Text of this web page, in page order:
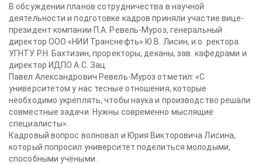
В обсуждении планов сотрудничества в научной
деятельности и подготовке кадров приняли участие вице-
президент компании П.А. Ревель-Муроз, генеральный
директор ООО «НИИ Транснефть» Ю.В. Лисин, и.о. ректора
УГНТУ Р.Н. Бахтизин, проректоры, деканы, зав. кафедрами и
директор ИДПО А.С. Зац.
Павел Александрович Ревель-Муроз отметил: «С
университетом у нас тесные отношения, которые
необходимо укреплять, чтобы наука и производство решали
совместные задачи. Нужны современно мыслящие
специалисты».
Кадровый вопрос волновал и Юрия Викторовича Лисина,
который попросил университет поделиться молодыми,
способными учёными.